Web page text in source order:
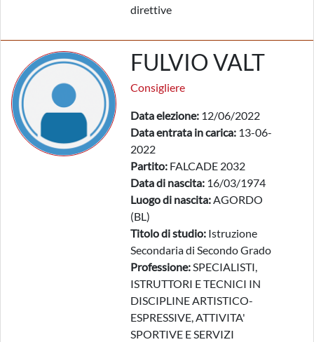
direttive
FULVIO VALT
Consigliere
Data elezione: 12/06/2022
Data entrata in carica: 13-06-
2022
Partito: FALCADE 2032
Data di nascita: 16/03/1974
Luogo di nascita:AGORDO
(BL)
Titolo di studio: Istruzione
Secondaria di Secondo Grado
Professione:SPECIALISTI,
ISTRUTTORI E TECNICI IN
DISCIPLINE ARTISTICO-
ESPRESSIVE, ATTIVITA'
SPORTIVE E SERVIZI